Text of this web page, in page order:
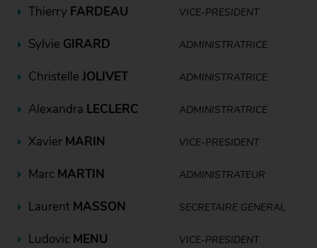
Thierry FARDEAU VICE-PRESIDENT
Sylvie GIRARD ADMINISTRATRICE
Christelle JOLIVET ADMINISTRATRICE
Alexandra LECLERC ADMINISTRATRICE
Xavier MARIN VICE-PRESIDENT
Marc MARTIN ADMINISTRATEUR
Laurent MASSON SECRETAIRE GENERAL
Ludovic MENU VICE-PRESIDENT